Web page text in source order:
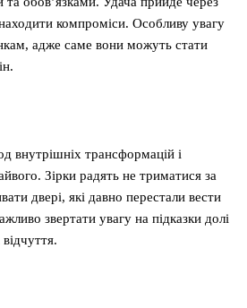
компроміси. Особливу увагу
адже саме вони можуть стати
внутрішніх трансформацій і
Зірки радять не триматися за
двері, які давно перестали вести
звертати увагу на підказки долі